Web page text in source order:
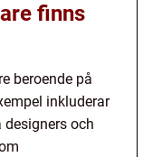
finns
beroende på
inkluderar
och